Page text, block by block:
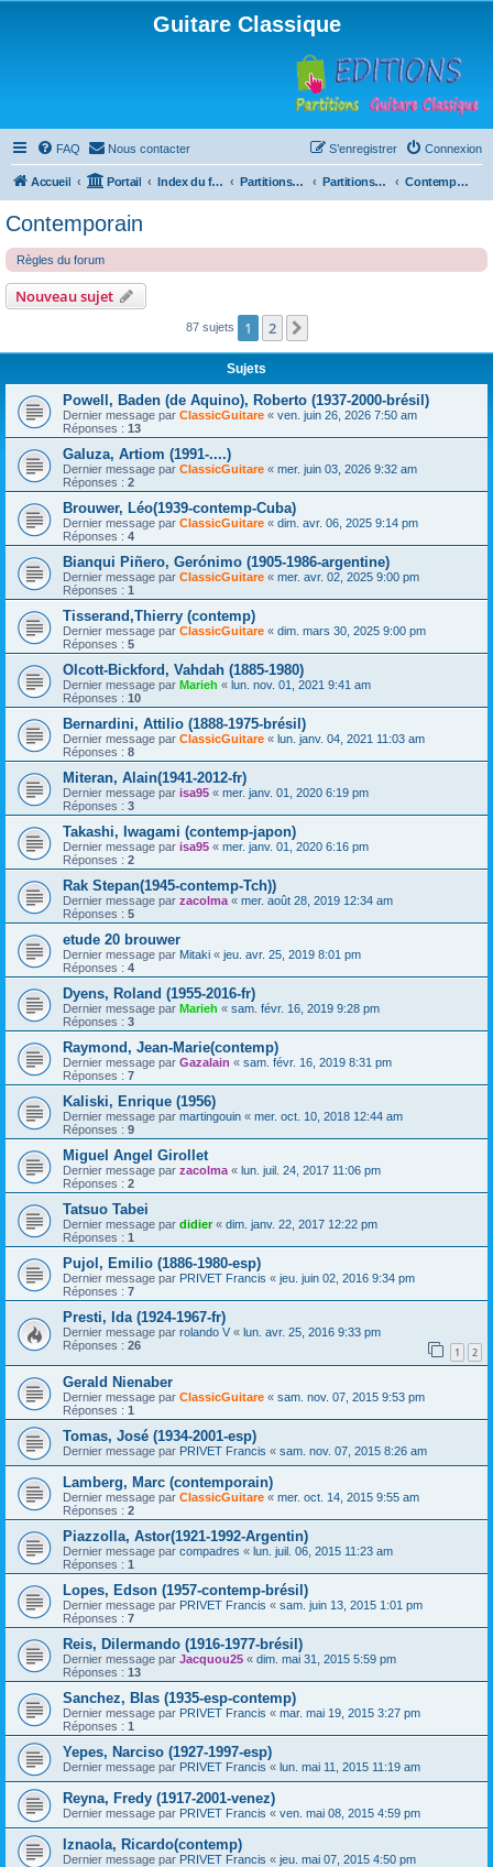
Guitare Classique
FAQ Nous contacter Connexion
S’enregistrer
Accueil Portail Index du forum Partitions pour guitare en libre téléchargement Partitions classées par compositeur Contemporain
Contemporain
Règles du forum
Nouveau sujet
87 sujets 1 2
Sujets
Powell, Baden (de Aquino), Roberto (1937-2000-brésil)
Dernier message par ClassicGuitare « ven. juin 26, 2026 7:50 am
Réponses : 13
Galuza, Artiom (1991-....)
Dernier message par ClassicGuitare « mer. juin 03, 2026 9:32 am
Réponses : 2
Brouwer, Léo(1939-contemp-Cuba)
Dernier message par ClassicGuitare « dim. avr. 06, 2025 9:14 pm
Réponses : 4
Bianqui Piñero, Gerónimo (1905-1986-argentine)
Dernier message par ClassicGuitare « mer. avr. 02, 2025 9:00 pm
Réponses : 1
Tisserand,Thierry (contemp)
Dernier message par ClassicGuitare « dim. mars 30, 2025 9:00 pm
Réponses : 5
Olcott-Bickford, Vahdah (1885-1980)
Dernier message par Marieh « lun. nov. 01, 2021 9:41 am
Réponses : 10
Bernardini, Attilio (1888-1975-brésil)
Dernier message par ClassicGuitare « lun. janv. 04, 2021 11:03 am
Réponses : 8
Miteran, Alain(1941-2012-fr)
Dernier message par isa95 « mer. janv. 01, 2020 6:19 pm
Réponses : 3
Takashi, Iwagami (contemp-japon)
Dernier message par isa95 « mer. janv. 01, 2020 6:16 pm
Réponses : 2
Rak Stepan(1945-contemp-Tch))
Dernier message par zacolma « mer. août 28, 2019 12:34 am
Réponses : 5
etude 20 brouwer
Dernier message par Mitaki « jeu. avr. 25, 2019 8:01 pm
Réponses : 4
Dyens, Roland (1955-2016-fr)
Dernier message par Marieh « sam. févr. 16, 2019 9:28 pm
Réponses : 3
Raymond, Jean-Marie(contemp)
Dernier message par Gazalain « sam. févr. 16, 2019 8:31 pm
Réponses : 7
Kaliski, Enrique (1956)
Dernier message par martingouin « mer. oct. 10, 2018 12:44 am
Réponses : 9
Miguel Angel Girollet
Dernier message par zacolma « lun. juil. 24, 2017 11:06 pm
Réponses : 2
Tatsuo Tabei
Dernier message par didier« dim. janv. 22, 2017 12:22 pm
Réponses : 1
Pujol, Emilio (1886-1980-esp)
Dernier message par PRIVET Francis « jeu. juin 02, 2016 9:34 pm
Réponses : 7
Presti, Ida (1924-1967-fr)
Dernier message par rolando V « lun. avr. 25, 2016 9:33 pm
Réponses : 26 1 2
Gerald Nienaber
Dernier message par ClassicGuitare « sam. nov. 07, 2015 9:53 pm
Réponses : 1
Tomas, José (1934-2001-esp)
Dernier message par PRIVET Francis « sam. nov. 07, 2015 8:26 am
Lamberg, Marc (contemporain)
Dernier message par ClassicGuitare « mer. oct. 14, 2015 9:55 am
Réponses : 2
Piazzolla, Astor(1921-1992-Argentin)
Dernier message par compadres « lun. juil. 06, 2015 11:23 am
Réponses : 1
Lopes, Edson (1957-contemp-brésil)
Dernier message par PRIVET Francis « sam. juin 13, 2015 1:01 pm
Réponses : 7
Reis, Dilermando (1916-1977-brésil)
Dernier message par Jacquou25 « dim. mai 31, 2015 5:59 pm
Réponses : 13
Sanchez, Blas (1935-esp-contemp)
Dernier message par PRIVET Francis « mar. mai 19, 2015 3:27 pm
Réponses : 1
Yepes, Narciso (1927-1997-esp)
Dernier message par PRIVET Francis « lun. mai 11, 2015 11:19 am
Reyna, Fredy (1917-2001-venez)
Dernier message par PRIVET Francis « ven. mai 08, 2015 4:59 pm
Iznaola, Ricardo(contemp)
Dernier message par PRIVET Francis « jeu. mai 07, 2015 4:50 pm